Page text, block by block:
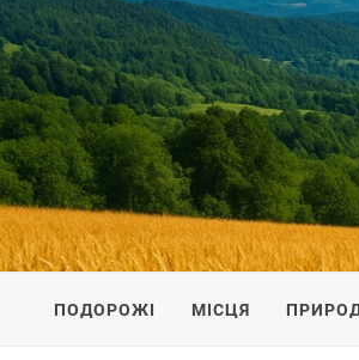
ПОДОРОЖI ПО УКРАЇНІ
ПОДОРОЖІ МІСЦЯ